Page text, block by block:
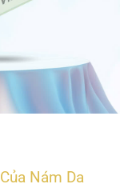
Nám Da